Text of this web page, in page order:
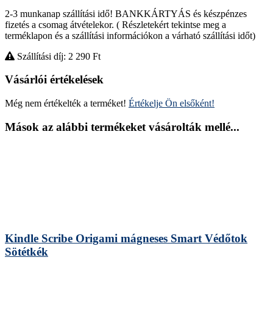
2-3 munkanap szállítási idő! BANKKÁRTYÁS és készpénzes
fizetés a csomag átvételekor. ( Részletekért tekintse meg a
terméklapon és a szállítási információkon a várható szállítási időt)
Szállítási díj: 2 290 Ft
Vásárlói értékelések
Még nem értékelték a terméket! Értékelje Ön elsőként!
Mások az alábbi termékeket vásárolták mellé...
Kindle Scribe Origami mágneses Smart Védőtok
Sötétkék